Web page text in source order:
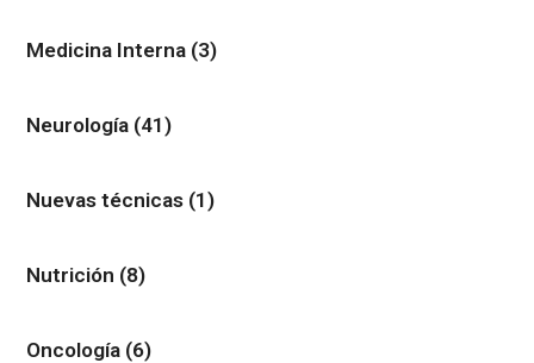
Medicina Interna (3)
Neurología (41)
Nuevas técnicas (1)
Nutrición (8)
Oncología (6)